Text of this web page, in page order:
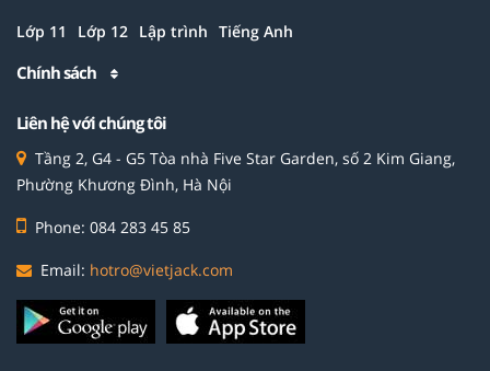
Lớp 11 Lớp 12 Lập trình Tiếng Anh
Chính sách
Liên hệ với chúng tôi
Tầng 2, G4 - G5 Tòa nhà Five Star Garden, số 2 Kim Giang,
Phường Khương Đình, Hà Nội
Phone: 084 283 45 85
Email: hotro@vietjack.com